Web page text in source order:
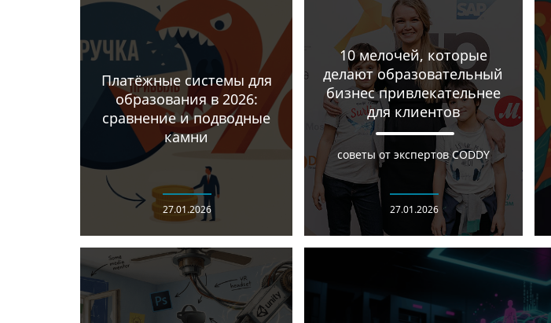
Платёжные системы для
образования в 2026:
сравнение и подводные
камни
27.01.2026
10 мелочей, которые
делают образовательный
бизнес привлекательнее
для клиентов
советы от экспертов CODDY
27.01.2026